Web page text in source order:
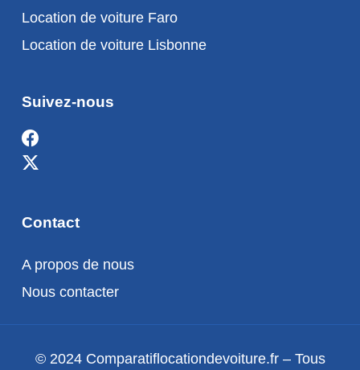
Location de voiture Faro
Location de voiture Lisbonne
Suivez-nous
Contact
A propos de nous
Nous contacter
© 2024 Comparatiflocationdevoiture.fr – Tous